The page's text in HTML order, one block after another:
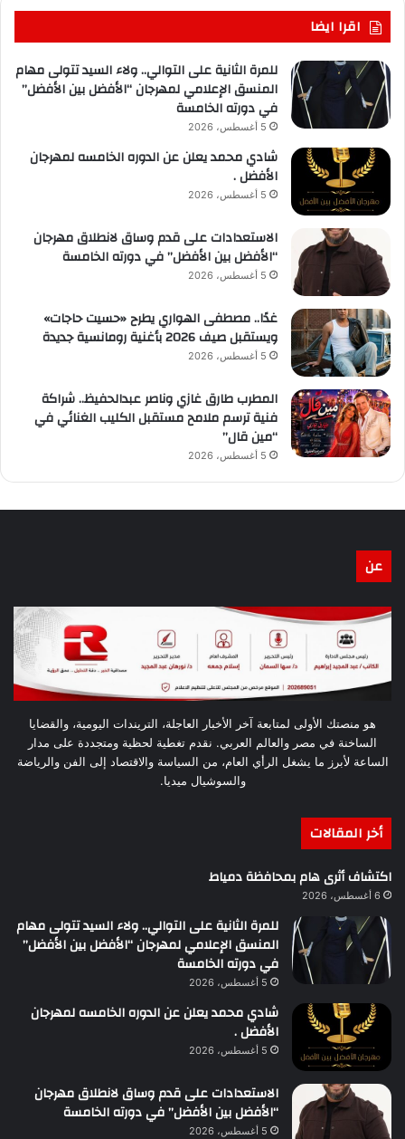
اقرا ايضا
للمرة الثانية على التوالي.. ولاء السيد تتولى مهام
المنسق الإعلامي لمهرجان “الأفضل بين الأفضل”
في دورته الخامسة
5 أغسطس، 2026
شادي محمد يعلن عن الدوره الخامسه لمهرجان
الأفضل .
5 أغسطس، 2026
الاستعدادات على قدم وساق لانطلاق مهرجان
“الأفضل بين الأفضل” في دورته الخامسة
5 أغسطس، 2026
غدًا.. مصطفى الهواري يطرح «حسيت حاجات»
ويستقبل صيف 2026 بأغنية رومانسية جديدة
5 أغسطس، 2026
المطرب طارق غازي وناصر عبدالحفيظ.. شراكة
فنية ترسم ملامح مستقبل الكليب الغنائي في
“مين قال”
5 أغسطس، 2026
عن
هو منصتك الأولى لمتابعة آخر الأخبار العاجلة، التريندات اليومية، والقضايا
الساخنة في مصر والعالم العربي. نقدم تغطية لحظية ومتجددة على مدار
الساعة لأبرز ما يشغل الرأي العام، من السياسة والاقتصاد إلى الفن والرياضة
والسوشيال ميديا.
أخر المقالات
اكتشاف أثرى هام بمحافظة دمياط
6 أغسطس، 2026
للمرة الثانية على التوالي.. ولاء السيد تتولى مهام
المنسق الإعلامي لمهرجان “الأفضل بين الأفضل”
في دورته الخامسة
5 أغسطس، 2026
شادي محمد يعلن عن الدوره الخامسه لمهرجان
الأفضل .
5 أغسطس، 2026
الاستعدادات على قدم وساق لانطلاق مهرجان
“الأفضل بين الأفضل” في دورته الخامسة
5 أغسطس، 2026